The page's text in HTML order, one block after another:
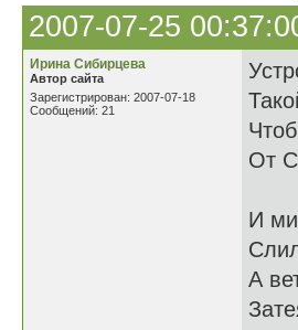
2007-07-25
Иринa Cибирцева
Автор сайта
Зарегистрирован: 2007-07-18
Сообщений: 21
От
И
А